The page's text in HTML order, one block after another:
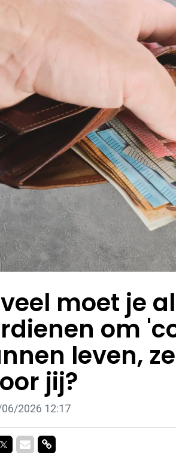
moet je
om
leven,
jij?
2026 12:17
op Facebook
Delen op Twitter
Delen via Mail
Delen via link